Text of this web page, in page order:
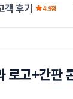
객 후기 4.9점
로고+간판